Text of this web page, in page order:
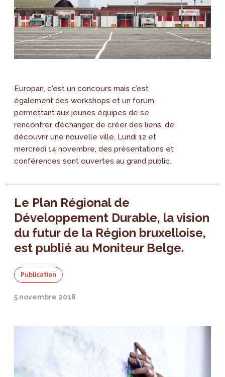
Europan, c'est un concours mais c’est
également des workshops et un forum
permettant aux jeunes équipes de se
rencontrer, d’échanger, de créer des liens, de
découvrir une nouvelle ville. Lundi 12 et
mercredi 14 novembre, des présentations et
conférences sont ouvertes au grand public.
Le Plan Régional de
Développement Durable, la vision
du futur de la Région bruxelloise,
est publié au Moniteur Belge.
Publication
5 novembre 2018